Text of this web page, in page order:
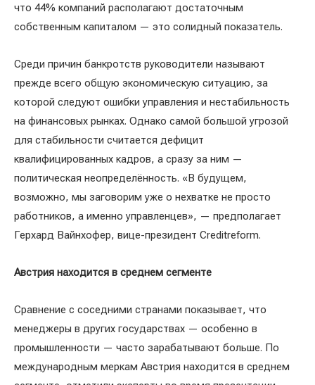
что 44% компаний располагают достаточным
собственным капиталом — это солидный показатель.
Среди причин банкротств руководители называют
прежде всего общую экономическую ситуацию, за
которой следуют ошибки управления и нестабильность
на финансовых рынках. Однако самой большой угрозой
для стабильности считается дефицит
квалифицированных кадров, а сразу за ним —
политическая неопределённость. «В будущем,
возможно, мы заговорим уже о нехватке не просто
работников, а именно управленцев», — предполагает
Герхард Вайнхофер, вице-президент Creditreform.
Австрия находится в среднем сегменте
Сравнение с соседними странами показывает, что
менеджеры в других государствах — особенно в
промышленности — часто зарабатывают больше. По
международным меркам Австрия находится в среднем